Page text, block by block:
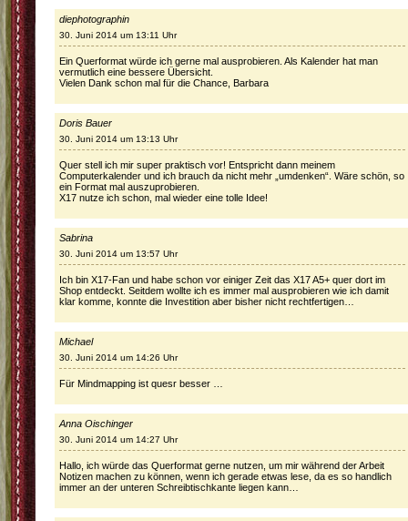
diephotographin
30. Juni 2014 um 13:11 Uhr
Ein Querformat würde ich gerne mal ausprobieren. Als Kalender hat man
vermutlich eine bessere Übersicht.
Vielen Dank schon mal für die Chance, Barbara
Doris Bauer
30. Juni 2014 um 13:13 Uhr
Quer stell ich mir super praktisch vor! Entspricht dann meinem
Computerkalender und ich brauch da nicht mehr „umdenken“. Wäre schön, so
ein Format mal auszuprobieren.
X17 nutze ich schon, mal wieder eine tolle Idee!
Sabrina
30. Juni 2014 um 13:57 Uhr
Ich bin X17-Fan und habe schon vor einiger Zeit das X17 A5+ quer dort im
Shop entdeckt. Seitdem wollte ich es immer mal ausprobieren wie ich damit
klar komme, konnte die Investition aber bisher nicht rechtfertigen…
Michael
30. Juni 2014 um 14:26 Uhr
Für Mindmapping ist quesr besser …
Anna Oischinger
30. Juni 2014 um 14:27 Uhr
Hallo, ich würde das Querformat gerne nutzen, um mir während der Arbeit
Notizen machen zu können, wenn ich gerade etwas lese, da es so handlich
immer an der unteren Schreibtischkante liegen kann…